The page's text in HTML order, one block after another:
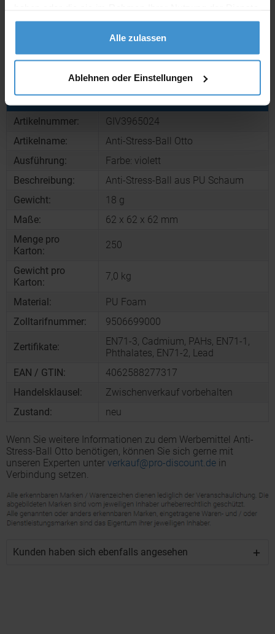
gesammelt haben.
Alle zulassen
Ablehnen oder Einstellungen
Artikelnummer:
GIV3965024
Artikelname:
Anti-Stress-Ball Otto
Ausführung:
Farbe: violett
Beschreibung:
Anti-Stress-Ball aus PU Schaum
Gewicht:
18 g
Maße:
62 x 62 x 62 mm
Menge pro
Karton:
250
Gewicht pro
Karton:
7,0 kg
Material:
PU Foam
Zolltarifnummer:
9506699000
Zertifikate:
EN71-3, Cadmium, PAHs, EN71-1,
Phthalates, EN71-2, Lead
EAN / GTIN:
4062588277317
Handelsklausel:
Zwischenverkauf vorbehalten
Zustand:
neu
Wenn Sie weitere Informationen zu dem Werbemittel Anti-
Stress-Ball Otto benötigen, können Sie sich gerne mit
unseren Experten unter verkauf@pro-discount.de in
Verbindung setzen.
Kunden haben sich ebenfalls angesehen